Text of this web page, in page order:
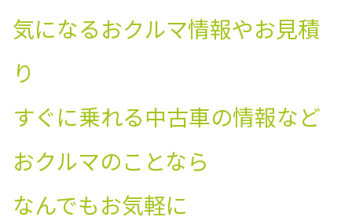
気になるおクルマ情報やお見積
り
すぐに乗れる中古車の情報など
おクルマのことなら
なんでもお気軽に